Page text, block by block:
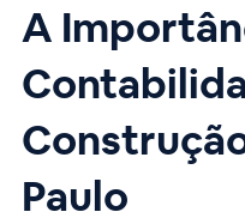
A
Paulo